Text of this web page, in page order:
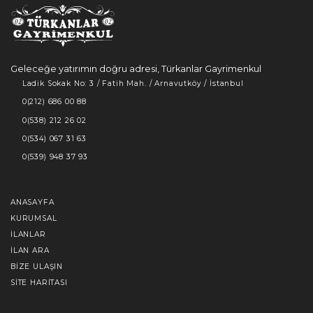
Geleceğe yatırımın doğru adresi, Türkanlar Gayrimenkul
Ladik Sokak No: 3 / Fatih Mah. / Arnavutköy / İstanbul
0(212) 686 00 88
0(538) 212 26 02
0(534) 067 31 63
0(539) 948 37 93
ANASAYFA
KURUMSAL
İLANLAR
İLAN ARA
BIZE ULAŞIN
SITE HARITASI